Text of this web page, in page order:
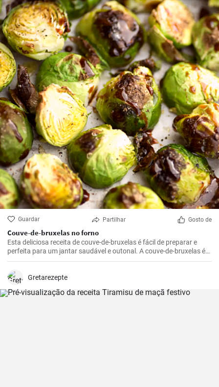
Guardar Partilhar Gosto de
Couve-de-bruxelas no forno
Esta deliciosa receita de couve-de-bruxelas é fácil de preparar e
perfeita para um jantar saudável e outonal. A couve-de-bruxelas é
temperada com azeite, sal e pimenta e assada no forno até ficar
Gretarezepte